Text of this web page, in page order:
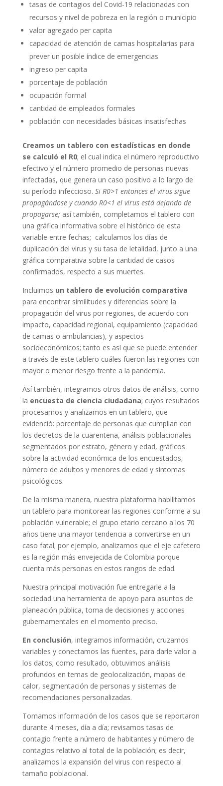
tasas de contagios del Covid-19 relacionadas con
recursos y nivel de pobreza en la región o municipio
valor agregado per capita
capacidad de atención de camas hospitalarias para
prever un posible índice de emergencias
ingreso per capita
porcentaje de población
ocupación formal
cantidad de empleados formales
población con necesidades básicas insatisfechas
Creamos un tablero con estadísticas en donde
se calculó el R0; el cual indica el número reproductivo
efectivo y el número promedio de personas nuevas
infectadas, que genera un caso positivo a lo largo de
su período infeccioso. Si R0>1 entonces el virus sigue
propagándose y cuando R0<1 el virus está dejando de
propagarse; así también, completamos el tablero con
una gráfica informativa sobre el histórico de esta
variable entre fechas; calculamos los días de
duplicación del virus y su tasa de letalidad, junto a una
gráfica comparativa sobre la cantidad de casos
confirmados, respecto a sus muertes.
Incluimos un tablero de evolución comparativa
para encontrar similitudes y diferencias sobre la
propagación del virus por regiones, de acuerdo con
impacto, capacidad regional, equipamiento (capacidad
de camas o ambulancias), y aspectos
socioeconómicos; tanto es así que se puede entender
a través de este tablero cuáles fueron las regiones con
mayor o menor riesgo frente a la pandemia.
Así también, integramos otros datos de análisis, como
la encuesta de ciencia ciudadana; cuyos resultados
procesamos y analizamos en un tablero, que
evidenció: porcentaje de personas que cumplian con
los decretos de la cuarentena, análisis poblacionales
segmentados por estrato, género y edad, gráficos
sobre la actividad económica de los encuestados,
número de adultos y menores de edad y síntomas
psicológicos.
De la misma manera, nuestra plataforma habilitamos
un tablero para monitorear las regiones conforme a su
población vulnerable; el grupo etario cercano a los 70
años tiene una mayor tendencia a convertirse en un
caso fatal; por ejemplo, analizamos que el eje cafetero
es la región más envejecida de Colombia porque
cuenta más personas en estos rangos de edad.
Nuestra principal motivación fue entregarle a la
sociedad una herramienta de apoyo para asuntos de
planeación pública, toma de decisiones y acciones
gubernamentales en el momento preciso.
En conclusión, integramos información, cruzamos
variables y conectamos las fuentes, para darle valor a
los datos; como resultado, obtuvimos análisis
profundos en temas de geolocalización, mapas de
calor, segmentación de personas y sistemas de
recomendaciones personalizadas.
Tomamos información de los casos que se reportaron
durante 4 meses, día a día; revisamos tasas de
contagio frente a número de habitantes y número de
contagios relativo al total de la población; es decir,
analizamos la expansión del virus con respecto al
tamaño poblacional.